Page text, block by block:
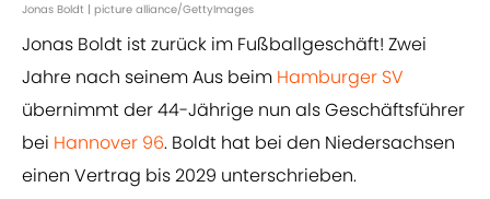
Jonas Boldt | picture alliance/GettyImages
Jonas Boldt ist zurück im Fußballgeschäft! Zwei
Jahre nach seinem Aus beim Hamburger SV
übernimmt der 44-Jährige nun als Geschäftsführer
bei Hannover 96. Boldt hat bei den Niedersachsen
einen Vertrag bis 2029 unterschrieben.